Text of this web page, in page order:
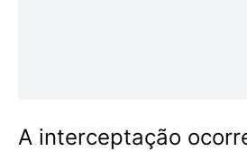
A interceptação